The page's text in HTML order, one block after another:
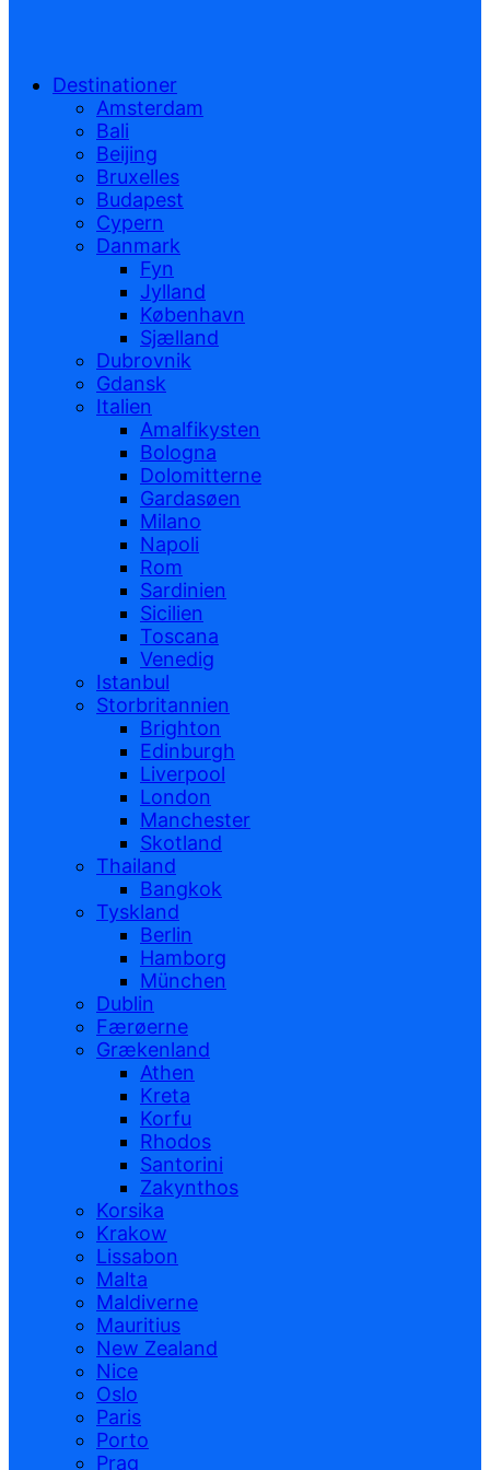
Destinationer
Amsterdam
Bali
Beijing
Bruxelles
Budapest
Cypern
Danmark
Fyn
Jylland
København
Sjælland
Dubrovnik
Gdansk
Italien
Amalfikysten
Bologna
Dolomitterne
Gardasøen
Milano
Napoli
Rom
Sardinien
Sicilien
Toscana
Venedig
Istanbul
Storbritannien
Brighton
Edinburgh
Liverpool
London
Manchester
Skotland
Thailand
Bangkok
Tyskland
Berlin
Hamborg
München
Dublin
Færøerne
Grækenland
Athen
Kreta
Korfu
Rhodos
Santorini
Zakynthos
Korsika
Krakow
Lissabon
Malta
Maldiverne
Mauritius
New Zealand
Nice
Oslo
Paris
Porto
Prag